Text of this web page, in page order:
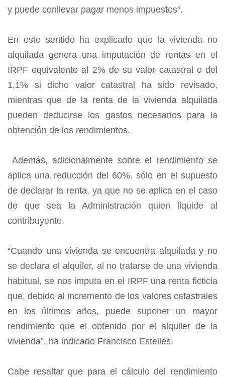
y puede conllevar pagar menos impuestos”.
En este sentido ha explicado que la vivienda no
alquilada genera una imputación de rentas en el
IRPF equivalente al 2% de su valor catastral o del
1,1% si dicho valor catastral ha sido revisado,
mientras que de la renta de la vivienda alquilada
pueden deducirse los gastos necesarios para la
obtención de los rendimientos.
Además, adicionalmente sobre el rendimiento se
aplica una reducción del 60%. sólo en el supuesto
de declarar la renta, ya que no se aplica en el caso
de que sea la Administración quien liquide al
contribuyente.
“Cuando una vivienda se encuentra alquilada y no
se declara el alquiler, al no tratarse de una vivienda
habitual, se nos imputa en el IRPF una renta ficticia
que, debido al incremento de los valores catastrales
en los últimos años, puede suponer un mayor
rendimiento que el obtenido por el alquiler de la
vivienda”, ha indicado Francisco Estelles.
Cabe resaltar que para el cálculo del rendimiento